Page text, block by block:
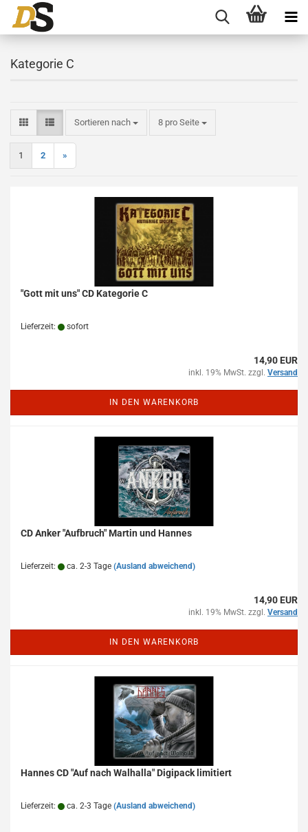
Kategorie C
Sortieren nach
Sortieren nach 8 pro Seite
pro Seite
1 2 »
"Gott mit uns" CD Kategorie C
Lieferzeit: sofort
14,90 EUR
inkl. 19% MwSt. zzgl. Versand
IN DEN WARENKORB
CD Anker "Aufbruch" Martin und Hannes
Lieferzeit: ca. 2-3 Tage (Ausland abweichend)
14,90 EUR
inkl. 19% MwSt. zzgl. Versand
IN DEN WARENKORB
Hannes CD "Auf nach Walhalla" Digipack limitiert
Lieferzeit: ca. 2-3 Tage (Ausland abweichend)